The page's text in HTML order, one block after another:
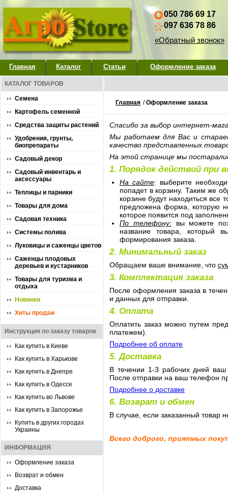
050 786 69 17
097 636 78 86
«Обратный звонок»
Главная Каталог Статьи Оформление заказа
КАТАЛОГ ТОВАРОВ
Семена
Картофель семенной
Средства защиты растений
Удобрения, грунты,
биопрепараты
Садовый декор
Садовый инвентарь и
аксессуары
Теплицы и парники
Товары для дома
Садовая техника
Системы полива
Луковицы и саженцы цветов
Саженцы плодовых
деревьев и кустарников
Товары для туризма и
отдыха
Новинки
Хиты продаж
Инструкция по заказу товаров
Как купить в Киеве
Как купить в Харькове
Как купить в Днепре
Как купить в Одессе
Как купить во Львове
Как купить в Запорожье
Купить в других городах
Украины
ИНФОРМАЦИЯ
Оформление заказа
Возврат и обмен
Доставка
Главная /Оформление заказа
Спасибо за выбор интернет-
Мы работаем для Вас и
качество представленных
На этой странице мы
1. Порядок действий при
На сайте: выберите
попадет в корзину. Таким же
корзине будут находиться все
предложена форма, которую
которое появится под
По телефону:вы можете
название товара, который
формирования заказа.
2. Минимальный заказ
Обращаем ваше внимание, что
3. Комплектация заказа
После оформления заказа в
и данных для отправки.
4. Оплата
Оплатить заказ можно путем
платежем).
Подробнее об оплате
5. Доставка
В течении 1-3 рабочих дней ваш
После отправки на ваш телефон
Подробнее о доставке
6. Возврат и обмен
В случае, если заказанный товар
Всего доброго, приятных